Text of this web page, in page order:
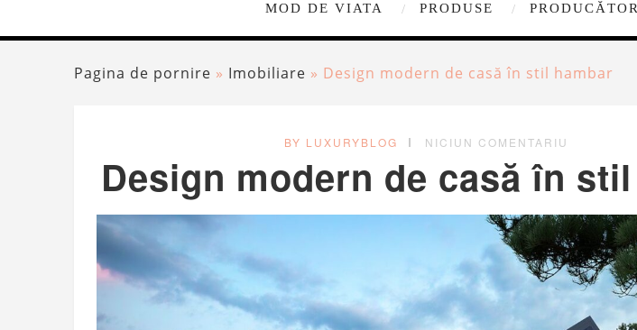
MOD DE VIATA PRODUSE
Pagina de pornire » Imobiliare » Design modern de casă în stil hambar
BY LUXURYBLOG NICIUN COMENTARIU
Design modern de casă în